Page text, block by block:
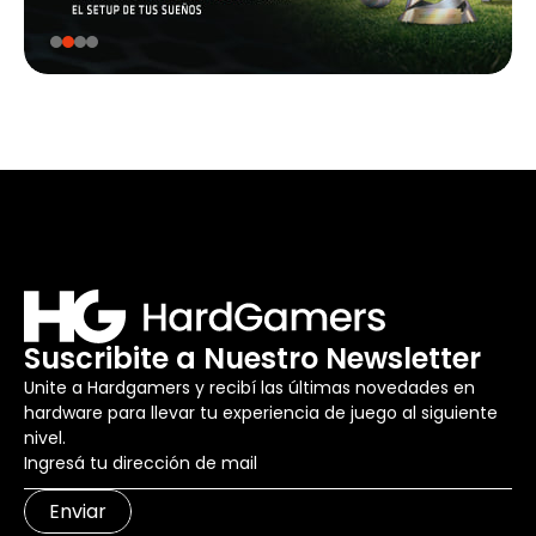
Suscribite a Nuestro Newsletter
Unite a Hardgamers y recibí las últimas novedades en
hardware para llevar tu experiencia de juego al siguiente
nivel.
Enviar